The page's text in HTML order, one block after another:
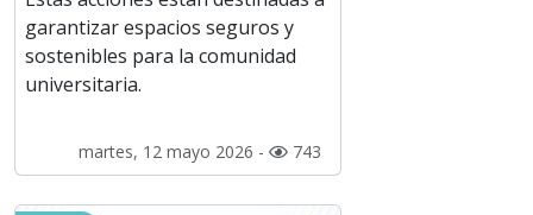
garantizar espacios seguros y
sostenibles para la comunidad
universitaria.
martes, 12 mayo 2026 - 743